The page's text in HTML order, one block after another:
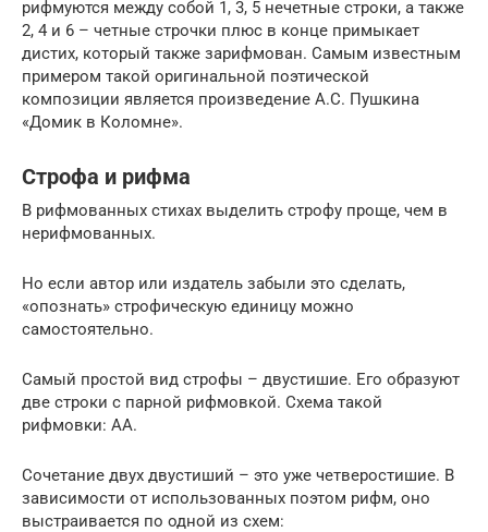
рифмуются между собой 1, 3, 5 нечетные строки, а также
2, 4 и 6 – четные строчки плюс в конце примыкает
дистих, который также зарифмован. Самым известным
примером такой оригинальной поэтической
композиции является произведение А.С. Пушкина
«Домик в Коломне».
Строфа и рифма
В рифмованных стихах выделить строфу проще, чем в
нерифмованных.
Но если автор или издатель забыли это сделать,
«опознать» строфическую единицу можно
самостоятельно.
Самый простой вид строфы – двустишие. Его образуют
две строки с парной рифмовкой. Схема такой
рифмовки: АА.
Сочетание двух двустиший – это уже четверостишие. В
зависимости от использованных поэтом рифм, оно
выстраивается по одной из схем: